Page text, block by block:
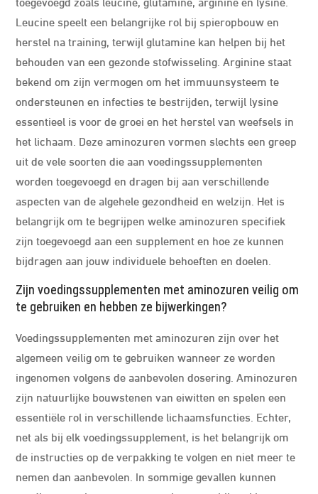
Leucine speelt een belangrijke rol bij spieropbouw en
herstel na training, terwijl glutamine kan helpen bij het
behouden van een gezonde stofwisseling. Arginine staat
bekend om zijn vermogen om het immuunsysteem te
ondersteunen en infecties te bestrijden, terwijl lysine
essentieel is voor de groei en het herstel van weefsels in
het lichaam. Deze aminozuren vormen slechts een greep
uit de vele soorten die aan voedingssupplementen
worden toegevoegd en dragen bij aan verschillende
aspecten van de algehele gezondheid en welzijn. Het is
belangrijk om te begrijpen welke aminozuren specifiek
zijn toegevoegd aan een supplement en hoe ze kunnen
bijdragen aan jouw individuele behoeften en doelen.
Zijn voedingssupplementen met aminozuren veilig om
te gebruiken en hebben ze bijwerkingen?
Voedingssupplementen met aminozuren zijn over het
algemeen veilig om te gebruiken wanneer ze worden
ingenomen volgens de aanbevolen dosering. Aminozuren
zijn natuurlijke bouwstenen van eiwitten en spelen een
essentiële rol in verschillende lichaamsfuncties. Echter,
net als bij elk voedingssupplement, is het belangrijk om
de instructies op de verpakking te volgen en niet meer te
nemen dan aanbevolen. In sommige gevallen kunnen